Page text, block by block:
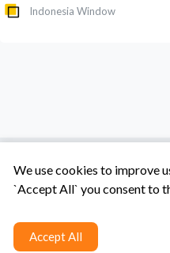
Indonesia Window
We use cookies to improve
`Accept All` you consent to
Accept All